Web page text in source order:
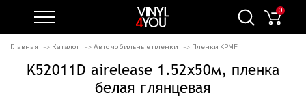
0
Главная Каталог Автомобильные пленки Пленки KPMF
K52011D airelease 1.52х50м, пленка
белая глянцевая